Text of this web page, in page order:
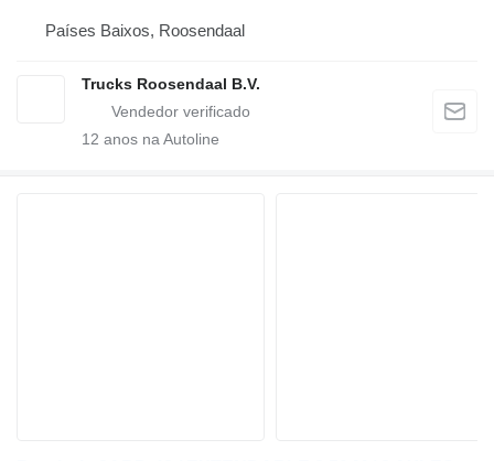
Países Baixos, Roosendaal
Trucks Roosendaal B.V.
12 anos na Autoline